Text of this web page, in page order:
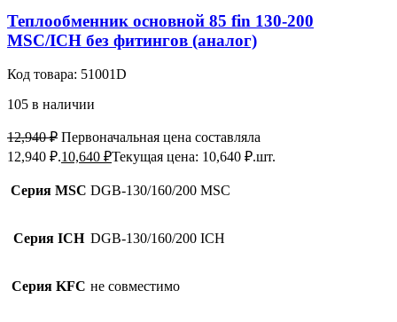
Теплообменник основной 85 fin 130-200
MSC/ICH без фитингов (аналог)
Код товара: 51001D
105 в наличии
12,940₽ Первоначальная цена составляла
12,940 ₽.10,640 ₽Текущая цена: 10,640 ₽.шт.
Серия MSC DGB-130/160/200 MSC
Серия ICH DGB-130/160/200 ICH
Серия KFC не совместимо